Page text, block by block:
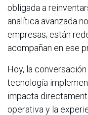
obligada a
analítica avanzada
empresas; están
acompañan en ese
Hoy, la
tecnología
impacta
operativa y la